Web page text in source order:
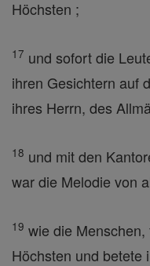
Höchsten ;
17 und sofort die
ihren Gesichtern auf
ihres Herrn, des
18 und mit den
war die Melodie von
19 wie die
Höchsten und betete